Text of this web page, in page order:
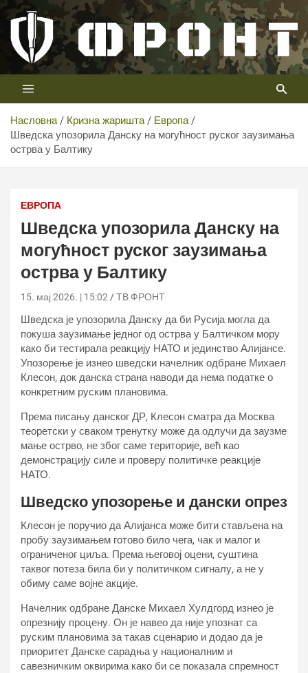
Скип
цонтент
Телевизија ФРОНТ
Први војни канал у Србији
Насловна Кризна жаришта
Европа
Шведска упозорила Данску на могућност руског заузимања
острва у Балтику
ЕВРОПА
Шведска упозорила Данску на
могућност руског заузимања
острва у Балтику
15. мај 2026. | 15:02 ТВ ФРОНТ
Шведска је упозорила Данску да би Русија могла да
покуша заузимање једног од острва у Балтичком мору
како би тестирала реакцију НАТО и јединство Алијансе.
Упозорење је изнео шведски начелник одбране Михаел
Клесон, док данска страна наводи да нема податке о
конкретним руским плановима.
Према писању данског ДР, Клесон сматра да Москва
теоретски у сваком тренутку може да одлучи да заузме
мање острво, не због саме територије, већ као
демонстрацију силе и проверу политичке реакције
НАТО.
Шведско упозорење и дански опрез
Клесон је поручио да Алијанса може бити стављена на
пробу заузимањем готово било чега, чак и малог и
ограниченог циља. Према његовој оцени, суштина
таквог потеза била би у политичком сигналу, а не у
обиму саме војне акције.
Начелник одбране Данске Михаел Хулдгорд изнео је
опрезнију процену. Он је навео да није упознат са
руским плановима за такав сценарио и додао да је
приоритет Данске сарадња у националним и
савезничким оквирима како би се показала спремност